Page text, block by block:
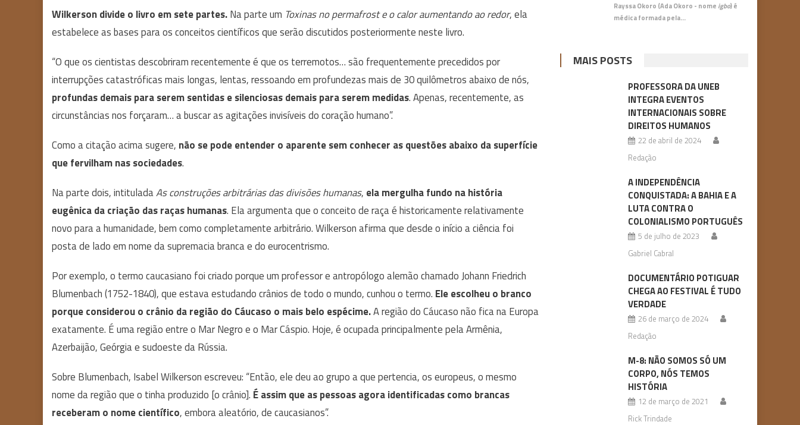
Wilkerson divide o livro em sete partes.Na parte um Toxinas no permafrost e o calor aumentando ao redor, ela
estabelece as bases para os conceitos científicos que serão discutidos posteriormente neste livro.
“O que os cientistas descobriram recentemente é que os terremotos… são frequentemente precedidos por
interrupções catastróficas mais longas, lentas, ressoando em profundezas mais de 30 quilômetros abaixo de nós,
profundas demais para serem sentidas e silenciosas demais para serem medidas. Apenas, recentemente, as
circunstâncias nos forçaram… a buscar as agitações invisíveis do coração humano”.
Como a citação acima sugere, não se pode entender o aparente sem conhecer as questões abaixo da superfície
que fervilham nas sociedades.
Na parte dois, intituladaAs construções arbitrárias das divisões humanas, elamergulha fundo na história
eugênica da criação das raças humanas. Ela argumenta que o conceito de raça é historicamente relativamente
novo para a humanidade, bem como completamente arbitrário. Wilkerson afirma que desde o início a ciência foi
posta de lado em nome da supremacia branca e do eurocentrismo.
Por exemplo, o termo caucasiano foi criado porque um professor e antropólogo alemão chamado Johann Friedrich
Blumenbach (1752-1840), que estava estudando crânios de todo o mundo, cunhou o termo. Ele escolheu o branco
porque considerou o crânio da região do Cáucaso o mais belo espécime.A região do Cáucaso não fica na Europa
exatamente. É uma região entre o Mar Negro e o Mar Cáspio. Hoje, é ocupada principalmente pela Armênia,
Azerbaijão, Geórgia e sudoeste da Rússia.
Sobre Blumenbach, Isabel Wilkerson escreveu: “Então, ele deu ao grupo a que pertencia, os europeus, o mesmo
nome da região que o tinha produzido [o crânio]. É assim que as pessoas agora identificadas como brancas
receberam o nome científico, embora aleatório, de caucasianos”.
Rayssa Okoro (Ada Okoro - nome igbo) é
médicaformada pela…
MAIS POSTS
PROFESSORA DA UNEB
INTEGRA EVENTOS
INTERNACIONAIS SOBRE
DIREITOS HUMANOS
22 de abril de 2024
Redação
A INDEPENDÊNCIA
CONQUISTADA: A BAHIA E A
LUTA CONTRA O
COLONIALISMO PORTUGUÊS
5 de julho de 2023
Gabriel Cabral
DOCUMENTÁRIO POTIGUAR
CHEGA AO FESTIVAL É TUDO
VERDADE
26 de março de 2024
Redação
M-8: NÃO SOMOS SÓ UM
CORPO, NÓS TEMOS
HISTÓRIA
12 de março de 2021
Rick Trindade